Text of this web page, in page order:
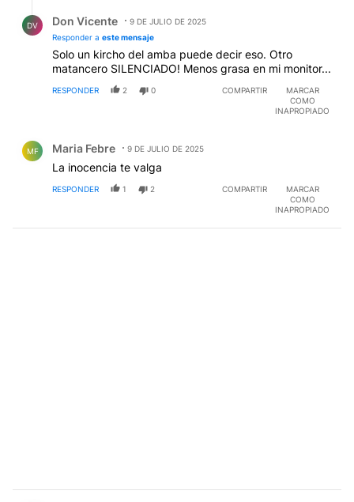
DV Don Vicente
9 DE JULIO DE 2025
Responder a este mensaje
Solo un kircho del amba puede decir eso. Otro
matancero SILENCIADO! Menos grasa en mi monitor...
RESPONDER 2 0 COMPARTIR
MARCAR
COMO
INAPROPIADO
MF Maria Febre 9 DE JULIO DE 2025
La inocencia te valga
RESPONDER 1 2 COMPARTIR
MARCAR
COMO
INAPROPIADO